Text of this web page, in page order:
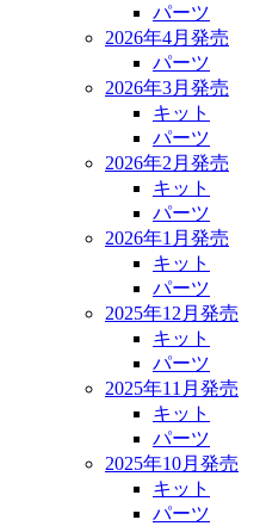
パーツ
2026年4月発売
パーツ
2026年3月発売
キット
パーツ
2026年2月発売
キット
パーツ
2026年1月発売
キット
パーツ
2025年12月発売
キット
パーツ
2025年11月発売
キット
パーツ
2025年10月発売
キット
パーツ